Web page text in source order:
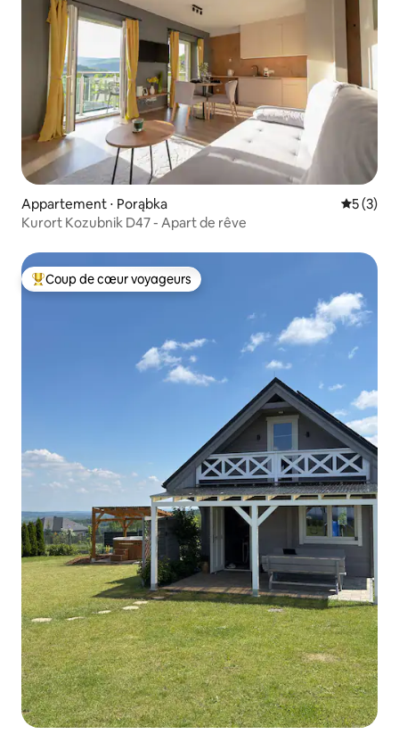
Appartement ⋅ Porąbka
5 (3)
Kurort Kozubnik D47 - Apart de rêve
Coups de cœur voyageurs les plus appréciés
Coup de cœur voyageurs